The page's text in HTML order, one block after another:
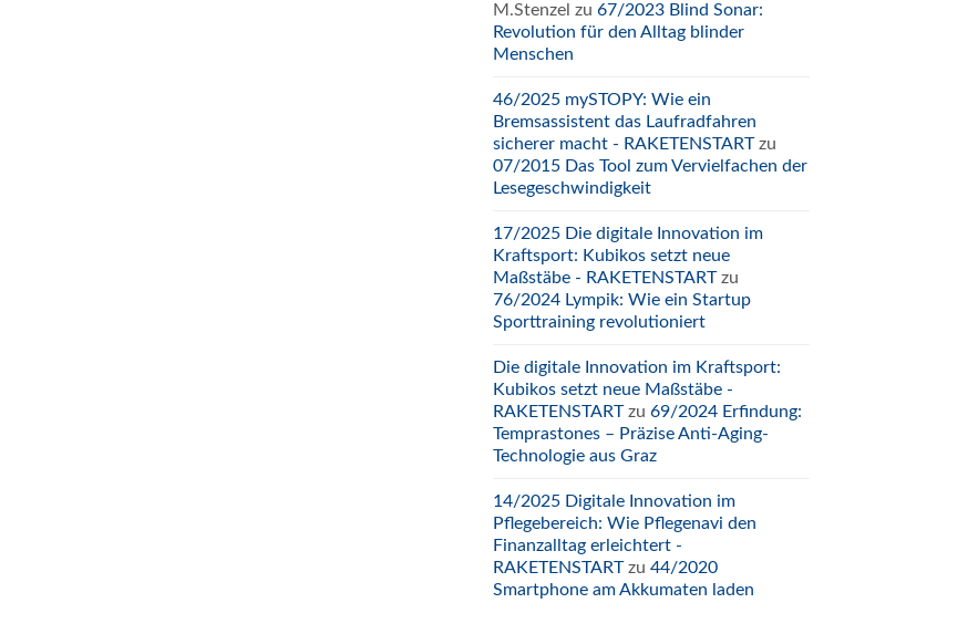
M.Stenzel zu 67/2023 Blind Sonar:
Revolution für den Alltag blinder
Menschen
46/2025 mySTOPY: Wie ein
Bremsassistent das Laufradfahren
sicherer macht - RAKETENSTARTzu
07/2015 Das Tool zum Vervielfachen der
Lesegeschwindigkeit
17/2025 Die digitale Innovation im
Kraftsport: Kubikos setzt neue
Maßstäbe - RAKETENSTARTzu
76/2024 Lympik: Wie ein Startup
Sporttraining revolutioniert
Die digitale Innovation im Kraftsport:
Kubikos setzt neue Maßstäbe -
RAKETENSTARTzu 69/2024 Erfindung:
Temprastones – Präzise Anti-Aging-
Technologie aus Graz
14/2025 Digitale Innovation im
Pflegebereich: Wie Pflegenavi den
Finanzalltag erleichtert -
RAKETENSTARTzu 44/2020
Smartphone am Akkumaten laden